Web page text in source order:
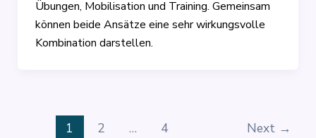
Übungen, Mobilisation und Training. Gemeinsam
können beide Ansätze eine sehr wirkungsvolle
Kombination darstellen.
1 2 … 4 Next →